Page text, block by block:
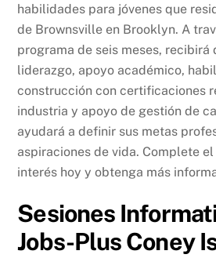
habilidades para jóvenes que
de Brownsville en Brooklyn. A
programa de seis meses, recibirá
liderazgo, apoyo académico,
construcción con certificaciones
industria y apoyo de gestión de
ayudará a definir sus metas
aspiraciones de vida. Complete
interés hoy y obtenga más
Sesiones
Jobs-Plus Coney